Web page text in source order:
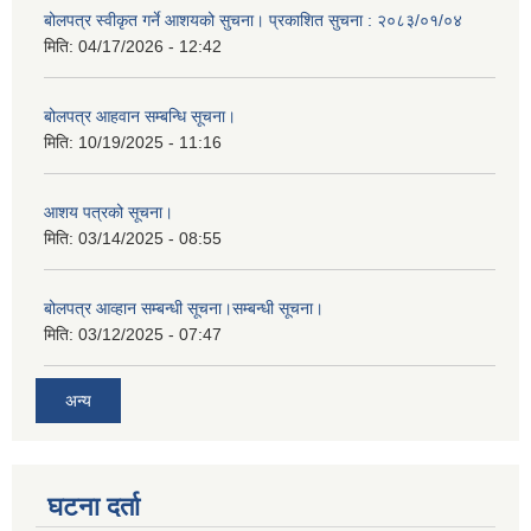
बोलपत्र स्वीकृत गर्ने आशयको सुचना। प्रकाशित सुचना : २०८३/०१/०४
मिति: 04/17/2026 - 12:42
बोलपत्र आहवान सम्बन्धि सूचना।
मिति: 10/19/2025 - 11:16
आशय पत्रको सूचना।
मिति: 03/14/2025 - 08:55
बोलपत्र आव्हान सम्बन्धी सूचना।सम्बन्धी सूचना।
मिति: 03/12/2025 - 07:47
अन्य
घटना दर्ता